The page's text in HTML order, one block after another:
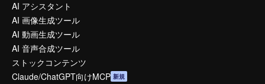
AI アシスタント
AI 画像生成ツール
AI 動画生成ツール
AI 音声合成ツール
ストックコンテンツ
Claude/ChatGPT向けMCP 新規